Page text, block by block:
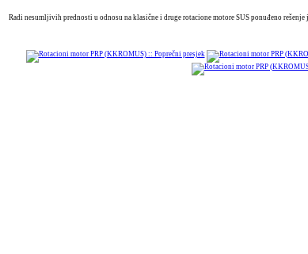
Radi nesumljivih prednosti u odnosu na klasične i druge rotacione motore SUS ponuđeno